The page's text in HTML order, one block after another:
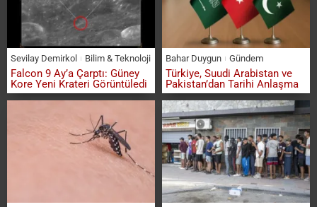
Sevilay Demirkol Bilim & Teknoloji
Falcon 9 Ay’a Çarptı: Güney
Kore Yeni Krateri Görüntüledi
Bahar Duygun Gündem
Türkiye, Suudi Arabistan ve
Pakistan’dan Tarihi Anlaşma